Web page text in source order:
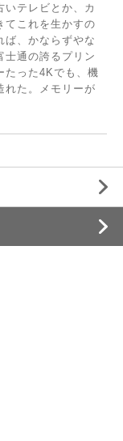
いテレビとか、カ
てこれを生かすの
ば、かならずやな
士通の誇るプリン
たった4Kでも、機
れた。メモリーが